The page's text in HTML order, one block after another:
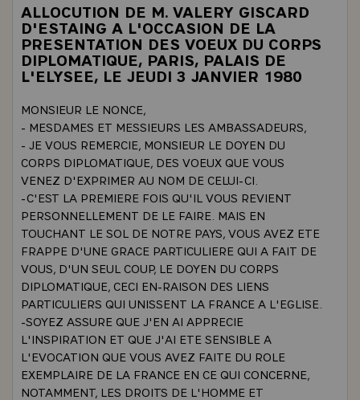
ALLOCUTION DE M. VALERY GISCARD
D'ESTAING A L'OCCASION DE LA
PRESENTATION DES VOEUX DU CORPS
DIPLOMATIQUE, PARIS, PALAIS DE
L'ELYSEE, LE JEUDI 3 JANVIER 1980
MONSIEUR LE NONCE,
- MESDAMES ET MESSIEURS LES AMBASSADEURS,
- JE VOUS REMERCIE, MONSIEUR LE DOYEN DU
CORPS DIPLOMATIQUE, DES VOEUX QUE VOUS
VENEZ D'EXPRIMER AU NOM DE CELUI-CI.
-C'EST LA PREMIERE FOIS QU'IL VOUS REVIENT
PERSONNELLEMENT DE LE FAIRE. MAIS EN
TOUCHANT LE SOL DE NOTRE PAYS, VOUS AVEZ ETE
FRAPPE D'UNE GRACE PARTICULIERE QUI A FAIT DE
VOUS, D'UN SEUL COUP, LE DOYEN DU CORPS
DIPLOMATIQUE, CECI EN-RAISON DES LIENS
PARTICULIERS QUI UNISSENT LA FRANCE A L'EGLISE.
-SOYEZ ASSURE QUE J'EN AI APPRECIE
L'INSPIRATION ET QUE J'AI ETE SENSIBLE A
L'EVOCATION QUE VOUS AVEZ FAITE DU ROLE
EXEMPLAIRE DE LA FRANCE EN CE QUI CONCERNE,
NOTAMMENT, LES DROITS DE L'HOMME ET